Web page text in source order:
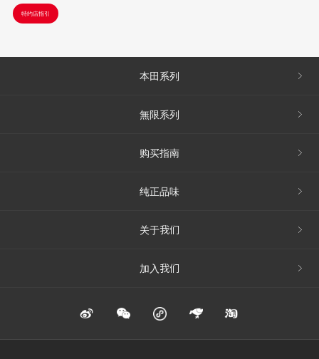
特约店指引
本田系列
無限系列
购买指南
纯正品味
关于我们
加入我们